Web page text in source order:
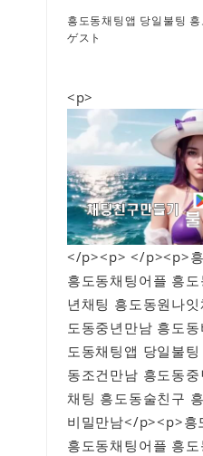
흥도동채팅앱 당일불팅
ゲスト
<p>
</p><p> </p><p>
흥도동채팅어플 흥
년채팅 흥도동원나
도동중년만남 흥도
도동채팅앱 당일불
동조건만남 흥도동
채팅 흥도동술친구
비밀만남</p><p>흥
흥도동채팅어플 흥